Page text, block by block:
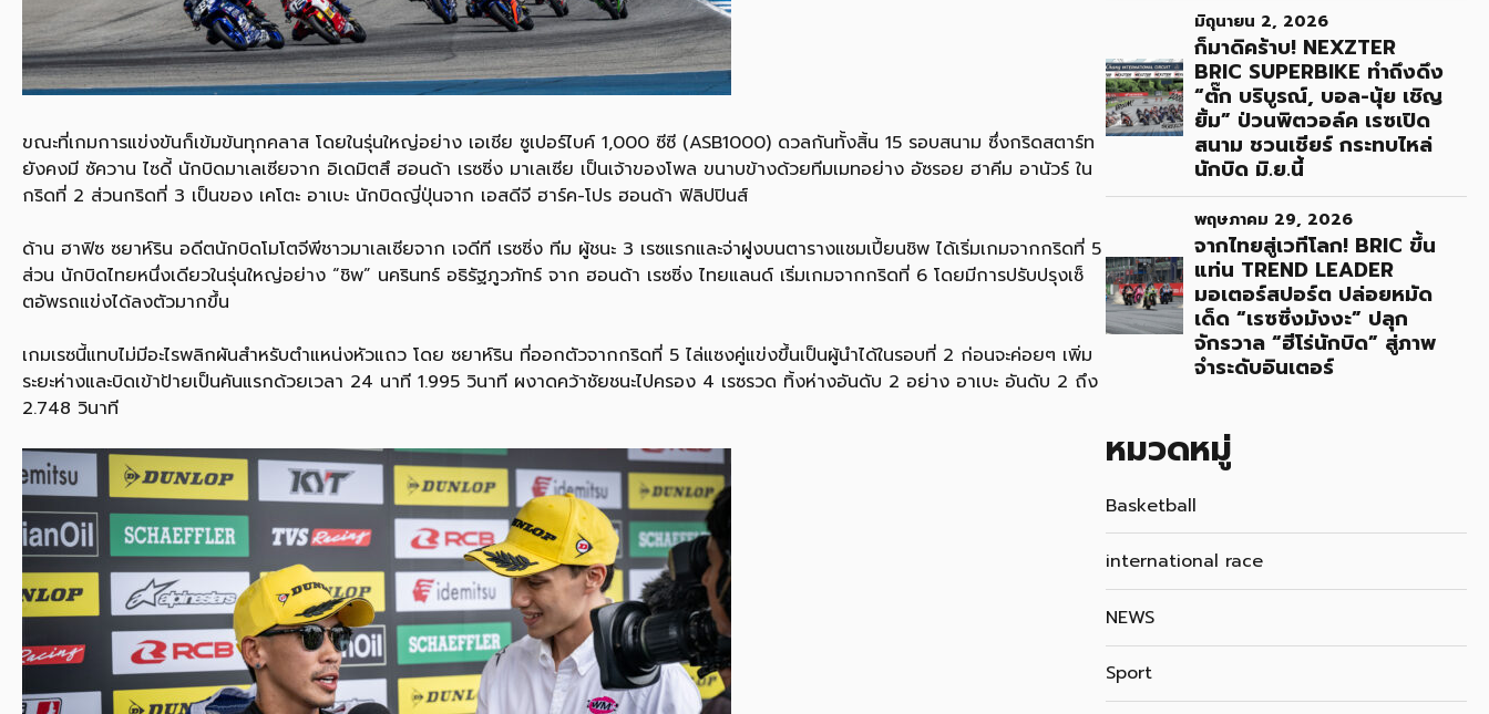
ขณะที่เกมการแข่งขันก็เข้มข้นทุกคลาส โดยในรุ่นใหญ่อย่าง เอเชีย ซูเปอร์ไบค์ 1,000 ซีซี (ASB1000) ดวลกันทั้งสิ้น 15 รอบสนาม ซึ่งกริดสตาร์ท
ยังคงมี ซัควาน ไซดี้ นักบิดมาเลเซียจาก อิเดมิตสึ ฮอนด้า เรซซิ่ง มาเลเซีย เป็นเจ้าของโพล ขนาบข้างด้วยทีมเมทอย่าง อัซรอย ฮาคีม อานัวร์ ใน
กริดที่ 2 ส่วนกริดที่ 3 เป็นของ เคโตะ อาเบะ นักบิดญี่ปุ่นจาก เอสดีจี ฮาร์ค-โปร ฮอนด้า ฟิลิปปินส์
ด้าน ฮาฟิซ ซยาห์ริน อดีตนักบิดโมโตจีพีชาวมาเลเซียจาก เจดีที เรซซิ่ง ทีม ผู้ชนะ 3 เรซแรกและจ่าฝูงบนตารางแชมเปี้ยนชิพ ได้เริ่มเกมจากกริดที่ 5
ส่วน นักบิดไทยหนึ่งเดียวในรุ่นใหญ่อย่าง “ชิพ” นครินทร์ อธิรัฐภูวภัทร์ จาก ฮอนด้า เรซซิ่ง ไทยแลนด์ เริ่มเกมจากกริดที่ 6 โดยมีการปรับปรุงเซ็
ตอัพรถแข่งได้ลงตัวมากขึ้น
เกมเรซนี้แทบไม่มีอะไรพลิกผันสำหรับตำแหน่งหัวแถว โดย ซยาห์ริน ที่ออกตัวจากกริดที่ 5 ไล่แซงคู่แข่งขึ้นเป็นผู้นำได้ในรอบที่ 2 ก่อนจะค่อยๆ เพิ่ม
ระยะห่างและบิดเข้าป้ายเป็นคันแรกด้วยเวลา 24 นาที 1.995 วินาที ผงาดคว้าชัยชนะไปครอง 4 เรซรวด ทิ้งห่างอันดับ 2 อย่าง อาเบะ อันดับ 2 ถึง
2.748 วินาที
มิถุนายน 2, 2026
ก็มาดิคร้าบ! NEXZTER
BRIC SUPERBIKE ทำถึงดึง
“ตั๊ก บริบูรณ์, บอล-นุ้ย เชิญ
ยิ้ม” ป่วนพิตวอล์ค เรซเปิด
สนาม ชวนเชียร์ กระทบไหล่
นักบิด มิ.ย.นี้
พฤษภาคม 29, 2026
จากไทยสู่เวทีโลก! BRIC ขึ้น
แท่น TREND LEADER
มอเตอร์สปอร์ต ปล่อยหมัด
เด็ด “เรซซิ่งมังงะ” ปลุก
จักรวาล “ฮีโร่นักบิด” สู่ภาพ
จำระดับอินเตอร์
หมวดหมู่
Basketball
international race
NEWS
Sport